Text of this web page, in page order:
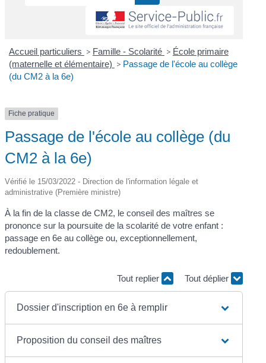
Accueil particuliers > Famille - Scolarité > École primaire
(maternelle et élémentaire) > Passage de l'école au collège
(du CM2 à la 6e)
Fiche pratique
Passage de l'école au collège (du
CM2 à la 6e)
Vérifié le 15/03/2022 - Direction de l'information légale et
administrative (Première ministre)
À la fin de la classe de CM2, le conseil des maîtres se
prononce sur la poursuite de la scolarité de votre enfant :
passage en 6e au collège ou, exceptionnellement,
redoublement.
Tout replier Tout déplier
Dossier d'inscription en 6e à remplir
Proposition du conseil des maîtres